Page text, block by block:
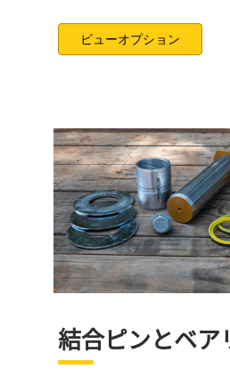
ビューオプション
結合ピンとベア